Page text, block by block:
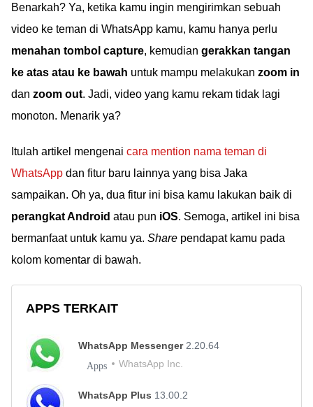
Benarkah? Ya, ketika kamu ingin mengirimkan sebuah
video ke teman di WhatsApp kamu, kamu hanya perlu
menahan tombol capture, kemudian gerakkan tangan
ke atas atau ke bawah untuk mampu melakukan zoom in
dan zoom out. Jadi, video yang kamu rekam tidak lagi
monoton. Menarik ya?
Itulah artikel mengenai cara mention nama teman di
WhatsApp dan fitur baru lainnya yang bisa Jaka
sampaikan. Oh ya, dua fitur ini bisa kamu lakukan baik di
perangkat Android atau pun iOS. Semoga, artikel ini bisa
bermanfaat untuk kamu ya. Share pendapat kamu pada
kolom komentar di bawah.
APPS TERKAIT
WhatsApp Messenger 2.20.64
Apps WhatsApp Inc.
WhatsApp Plus 13.00.2